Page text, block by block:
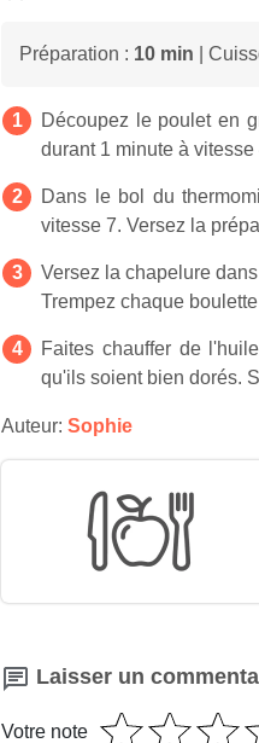
Préparation : 10 min |
Découpez le poulet en
durant 1 minute à
Dans le bol du
vitesse 7. Versez la
Versez la chapelure
Trempez chaque
Faites chauffer de
qu'ils soient bien dorés.
Auteur: Sophie
Laisser un
Votre note